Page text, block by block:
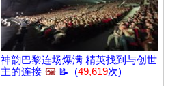
神韵巴黎连场爆满 精英找到与创世
主的连接 🖼️ 📝 (49,619次)